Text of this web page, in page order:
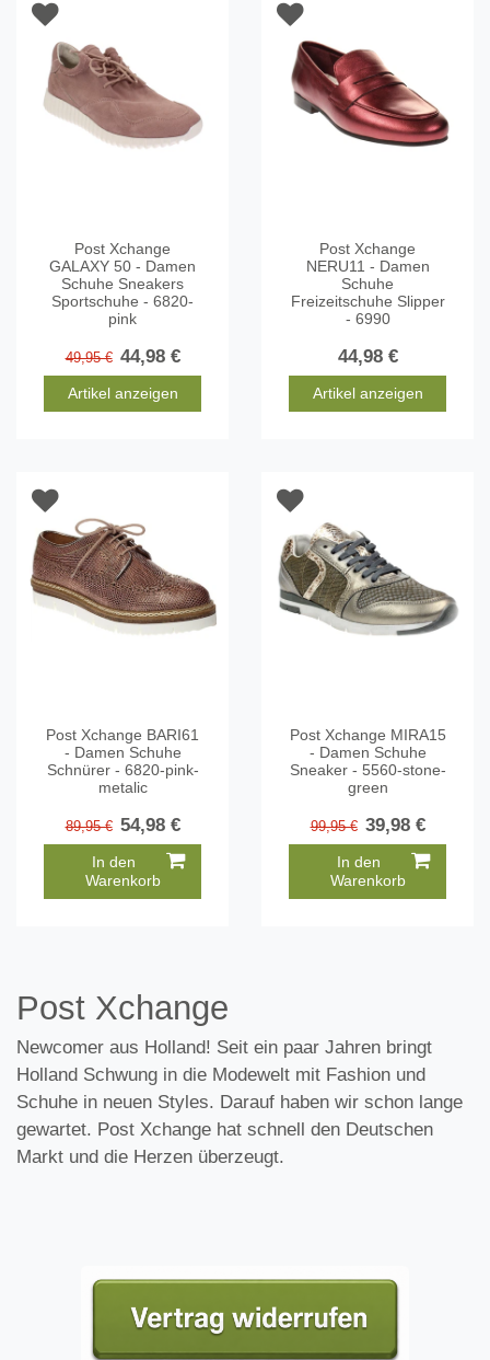
Post Xchange
GALAXY 50 - Damen
Schuhe Sneakers
Sportschuhe - 6820-
pink
49,95 € 44,98 €
Artikel anzeigen
Post Xchange
NERU11 - Damen
Schuhe
Freizeitschuhe Slipper
- 6990
44,98 €
Artikel anzeigen
Post Xchange BARI61
- Damen Schuhe
Schnürer - 6820-pink-
metalic
89,95 € 54,98 €
In den
Warenkorb
Post Xchange MIRA15
- Damen Schuhe
Sneaker - 5560-stone-
green
99,95 € 39,98 €
In den
Warenkorb
Post Xchange
Newcomer aus Holland! Seit ein paar Jahren bringt
Holland Schwung in die Modewelt mit Fashion und
Schuhe in neuen Styles. Darauf haben wir schon lange
gewartet. Post Xchange hat schnell den Deutschen
Markt und die Herzen überzeugt.